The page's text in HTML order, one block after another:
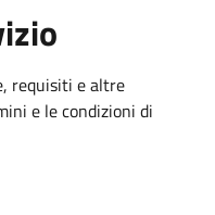
requisiti e altre
e le condizioni di